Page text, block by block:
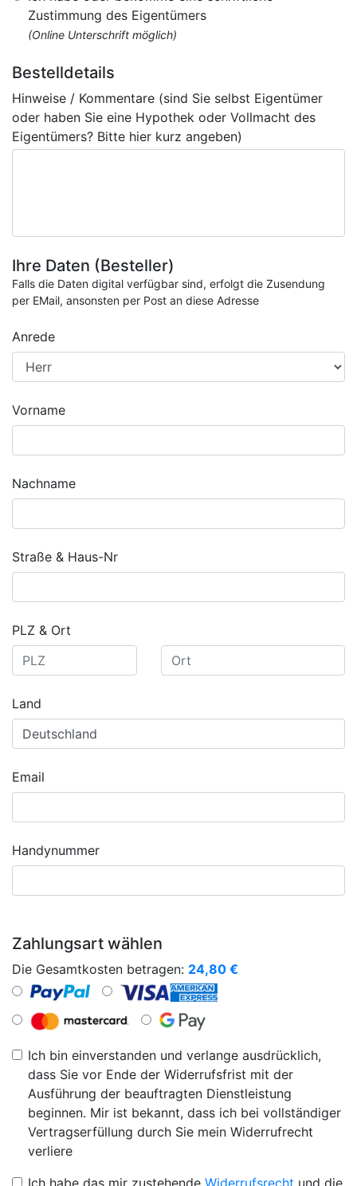
Zustimmung des Eigentümers
(Online Unterschrift möglich)
Bestelldetails
Hinweise / Kommentare (sind Sie selbst Eigentümer
oder haben Sie eine Hypothek oder Vollmacht des
Eigentümers? Bitte hier kurz angeben)
Ihre Daten (Besteller)
Falls die Daten digital verfügbar sind, erfolgt die Zusendung
per EMail, ansonsten per Post an diese Adresse
Anrede
Vorname
Nachname
Straße & Haus-Nr
PLZ & Ort
Land
Email
Handynummer
Zahlungsart wählen
Die Gesamtkosten betragen: 24,80 €
Ich bin einverstanden und verlange ausdrücklich,
dass Sie vor Ende der Widerrufsfrist mit der
Ausführung der beauftragten Dienstleistung
beginnen. Mir ist bekannt, dass ich bei vollständiger
Vertragserfüllung durch Sie mein Widerrufrecht
verliere
Ich habe das mir zustehende Widerrufsrecht und die